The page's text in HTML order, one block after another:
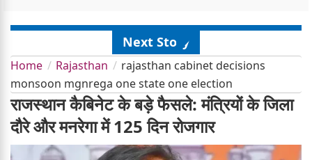
Next Story
Home Rajasthan
rajasthan cabinet decisions
monsoon mgnrega one state one election
राजस्थान कैबिनेट के बड़े फैसले: मंत्रियों के जिला
दौरे और मनरेगा में 125 दिन रोजगार